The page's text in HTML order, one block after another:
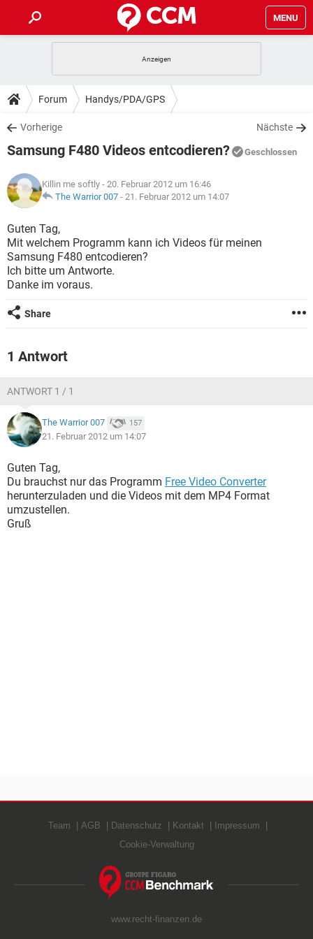
MENU
ANDROID IOS
WINDOWS 10
WHATSAPP TIKTOK
FACEBOOK
TIPPS & TRICKS
SPIELE STREAMING
WHATSAPP TIKTOK
FACEBOOK
DOWNLOADS
SPIELE STREAMING
ANDROID
WINDOWS 10 INSTAGRAM
WHATSAPP
FACEBOOK HARDWARE
SPIELE STREAMING
ANDROID
WINDOWS 10
WHATSAPP
FACEBOOK
LEXIKON
SPIELE
ANDROID IOS
WINDOWS 10
FACEBOOK
Forum Handys/PDA/GPS
Vorherige Nächste
Samsung F480 Videos entcodieren? Geschlossen
Killin me softly - 20. Februar 2012 um 16:46
The Warrior 007 - 21. Februar 2012 um 14:07
Guten Tag,
Mit welchem Programm kann ich Videos für meinen
Samsung F480 entcodieren?
Ich bitte um Antworte.
Danke im voraus.
Share
1 Antwort
ANTWORT 1 / 1
The Warrior 007 157
21. Februar 2012 um 14:07
Guten Tag,
Du brauchst nur das Programm Free Video Converter
herunterzuladen und die Videos mit dem MP4 Format
umzustellen.
Gruß
Team AGB Datenschutz Kontakt
Impressum
Cookie-Verwaltung
www.recht-finanzen.de